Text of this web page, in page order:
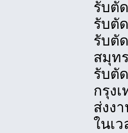
รับตั
รับตั
รับตั
สมุท
รับตั
กรุง
ส่งง
ในเ